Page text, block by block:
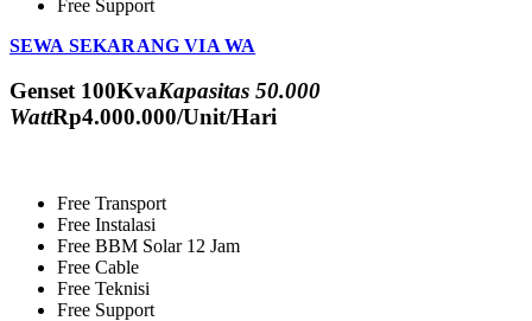
Free Support
SEWA SEKARANG VIA WA
Genset 100KvaKapasitas 50.000
WattRp4.000.000/Unit/Hari
Free Transport
Free Instalasi
Free BBM Solar 12 Jam
Free Cable
Free Teknisi
Free Support